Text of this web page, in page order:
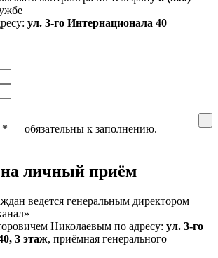
ул. 3-го Интернационала 40
* — обязательны к заполнению.
на личный приём
ведется генеральным директором
Николаевым по адресу: ул. 3-го
3 этаж, приёмная генерального